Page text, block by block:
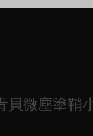
貝微塵塗鞘